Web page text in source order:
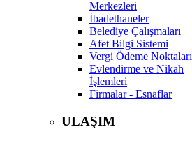
Merkezleri
İbadethaneler
Belediye Çalışmaları
Afet Bilgi Sistemi
Vergi Ödeme Noktaları
Evlendirme ve Nikah
İşlemleri
Firmalar - Esnaflar
ULAŞIM